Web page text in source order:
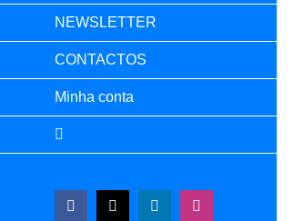
NEWSLETTER
CONTACTOS
Minha conta
Facebook
X LinkedInInstagram